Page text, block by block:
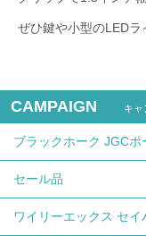
ぜひ鍵や小型のLEDラ
CAMPAIGN キャ
ブラックホーク JGCポ
セール品
ワイリーエックス セ